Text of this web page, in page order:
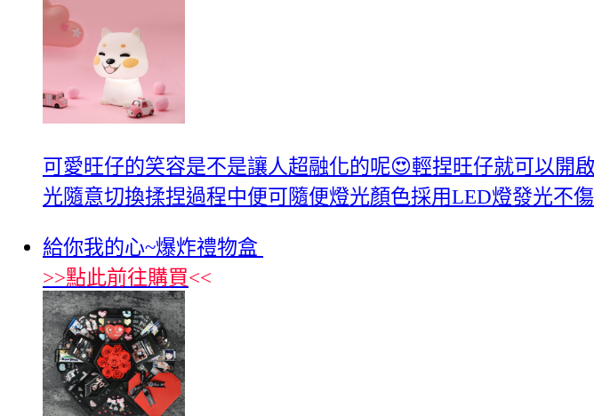
可愛旺仔的笑容是不是讓人超融化的呢😍輕捏旺仔就可以開
光隨意切換揉捏過程中便可隨便燈光顏色採用LED燈發光不
給你我的心~爆炸禮物盒
>>點此前往購買<<